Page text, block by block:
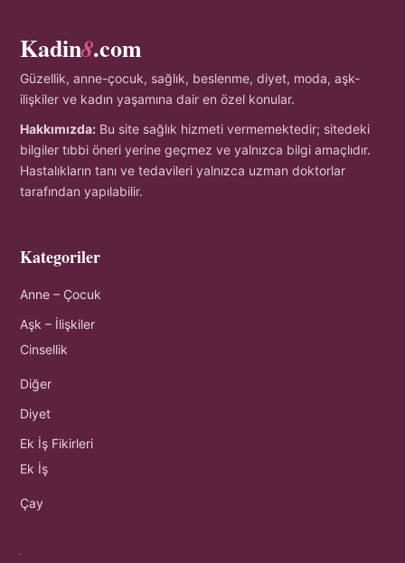
Kadin8.com
Güzellik, anne-çocuk, sağlık, beslenme, diyet, moda, aşk-
ilişkiler ve kadın yaşamına dair en özel konular.
Hakkımızda: Bu site sağlık hizmeti vermemektedir; sitedeki
bilgiler tıbbi öneri yerine geçmez ve yalnızca bilgi amaçlıdır.
Hastalıkların tanı ve tedavileri yalnızca uzman doktorlar
tarafından yapılabilir.
Kategoriler
Anne – Çocuk
Aşk – İlişkiler
Cinsellik
Diğer
Diyet
Ek İş Fikirleri
Ek İş
Çay